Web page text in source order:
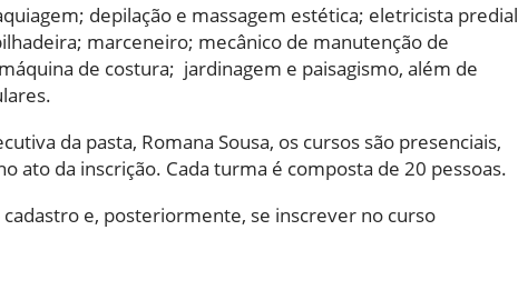
depilação e massagem estética; eletricista predial
marceneiro; mecânico de manutenção de
de costura; jardinagem e paisagismo, além de
da pasta, Romana Sousa, os cursos são presenciais,
ato da inscrição. Cada turma é composta de 20 pessoas.
e, posteriormente, se inscrever no curso